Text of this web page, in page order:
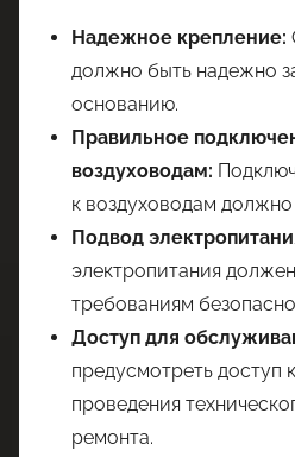
Надежное крепление:
должно быть надежно
основанию.
Правильное
воздуховодам:
к воздуховодам
Подвод
электропитания
требованиям
Доступ для
предусмотреть доступ
проведения
ремонта.